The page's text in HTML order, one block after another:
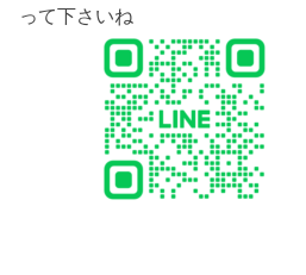
って下さいね